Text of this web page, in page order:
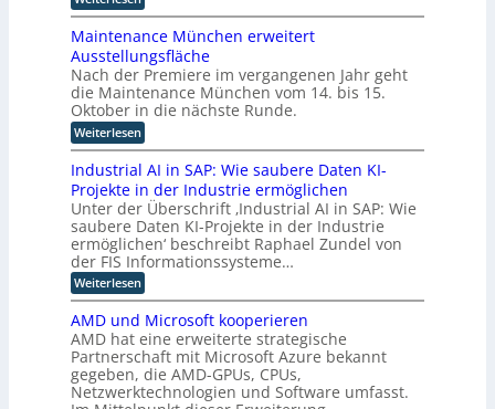
e
l
i
g
e
n
z
z
u
o
p
t
i
m
i
e
r
t
e
n
t
r
i
e
z
u
Z
r
t
f
i
z
i
e
r
u
n
g
s
v
e
r
f
a
h
r
e
n
4
.
0
r
i
c
h
t
e
t
o
k
u
s
a
u
f
i
n
d
u
s
t
r
i
i
e
l
e
r
K
I
E
n
t
w
i
c
k
l
u
n
g
u
n
d
r
e
a
l
S
i
f
u
n
g
f
ü
r
h
u
m
a
n
o
i
d
e
R
o
b
o
t
i
Maintenance München erweitert
Ausstellungsfläche
Nach der Premiere im vergangenen Jahr geht
die Maintenance München vom 14. bis 15.
Oktober in die nächste Runde.
Weiterlesen:
M
a
i
n
t
e
n
a
n
c
e
M
n
c
h
e
Industrial AI in SAP: Wie saubere Daten KI-
Projekte in der Industrie ermöglichen
Unter der Überschrift ‚Industrial AI in SAP: Wie
saubere Daten KI-Projekte in der Industrie
ermöglichen‘ beschreibt Raphael Zundel von
der FIS Informationssysteme…
Weiterlesen:
I
n
d
u
s
t
r
i
AMD und Microsoft kooperieren
AMD hat eine erweiterte strategische
Partnerschaft mit Microsoft Azure bekannt
gegeben, die AMD-GPUs, CPUs,
Netzwerktechnologien und Software umfasst.